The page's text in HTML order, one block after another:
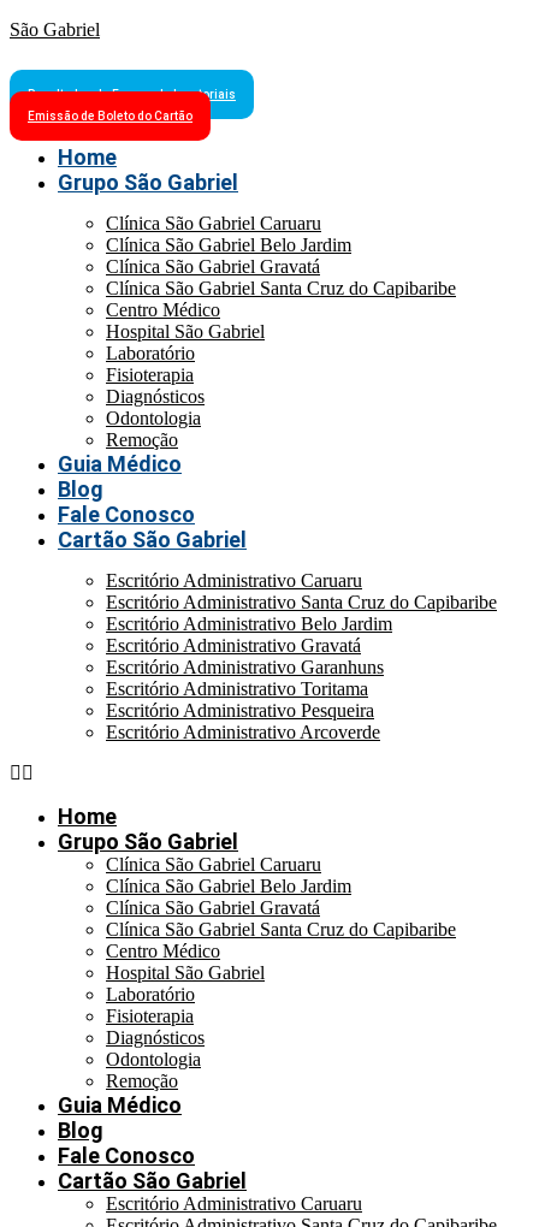
São Gabriel
Resultados de Exames Laboratoriais
Emissão de Boleto do Cartão
Home
Grupo São Gabriel
Clínica São Gabriel Caruaru
Clínica São Gabriel Belo Jardim
Clínica São Gabriel Gravatá
Clínica São Gabriel Santa Cruz do Capibaribe
Centro Médico
Hospital São Gabriel
Laboratório
Fisioterapia
Diagnósticos
Odontologia
Remoção
Guia Médico
Blog
Fale Conosco
Cartão São Gabriel
Escritório Administrativo Caruaru
Escritório Administrativo Santa Cruz do Capibaribe
Escritório Administrativo Belo Jardim
Escritório Administrativo Gravatá
Escritório Administrativo Garanhuns
Escritório Administrativo Toritama
Escritório Administrativo Pesqueira
Escritório Administrativo Arcoverde
Home
Grupo São Gabriel
Clínica São Gabriel Caruaru
Clínica São Gabriel Belo Jardim
Clínica São Gabriel Gravatá
Clínica São Gabriel Santa Cruz do Capibaribe
Centro Médico
Hospital São Gabriel
Laboratório
Fisioterapia
Diagnósticos
Odontologia
Remoção
Guia Médico
Blog
Fale Conosco
Cartão São Gabriel
Escritório Administrativo Caruaru